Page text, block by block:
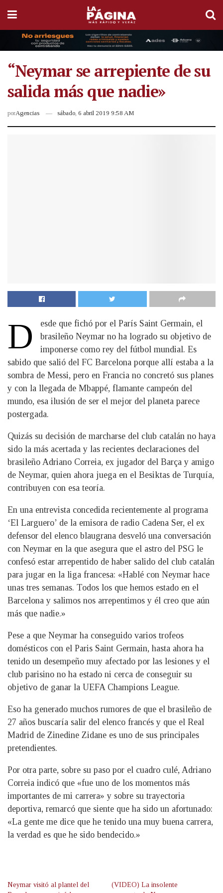
“Neymar se arrepiente de su
salida más que nadie»
porAgencias sábado, 6 abril 2019 9:58 AM
D
esde que fichó por el París Saint Germain, el
brasileño Neymar no ha logrado su objetivo de
imponerse como rey del fútbol mundial. Es
sabido que salió del FC Barcelona porque allí estaba a la
sombra de Messi, pero en Francia no concretó sus planes
y con la llegada de Mbappé, flamante campeón del
mundo, esa ilusión de ser el mejor del planeta parece
postergada.
Quizás su decisión de marcharse del club catalán no haya
sido la más acertada y las recientes declaraciones del
brasileño Adriano Correia, ex jugador del Barça y amigo
de Neymar, quien ahora juega en el Besiktas de Turquía,
contribuyen con esa teoría.
En una entrevista concedida recientemente al programa
‘El Larguero’ de la emisora de radio Cadena Ser, el ex
defensor del elenco blaugrana desveló una conversación
con Neymar en la que asegura que el astro del PSG le
confesó estar arrepentido de haber salido del club catalán
para jugar en la liga francesa: «Hablé con Neymar hace
unas tres semanas. Todos los que hemos estado en el
Barcelona y salimos nos arrepentimos y él creo que aún
más que nadie.»
Pese a que Neymar ha conseguido varios trofeos
domésticos con el Paris Saint Germain, hasta ahora ha
tenido un desempeño muy afectado por las lesiones y el
club parisino no ha estado ni cerca de conseguir su
objetivo de ganar la UEFA Champions League.
Eso ha generado muchos rumores de que el brasileño de
27 años buscaría salir del elenco francés y que el Real
Madrid de Zinedine Zidane es uno de sus principales
pretendientes.
Por otra parte, sobre su paso por el cuadro culé, Adriano
Correia indicó que «fue uno de los momentos más
importantes de mi carrera» y sobre su trayectoria
deportiva, remarcó que siente que ha sido un afortunado:
«La gente me dice que he tenido una muy buena carrera,
la verdad es que he sido bendecido.»
Neymar visitó al plantel del
(VIDEO) La insolente